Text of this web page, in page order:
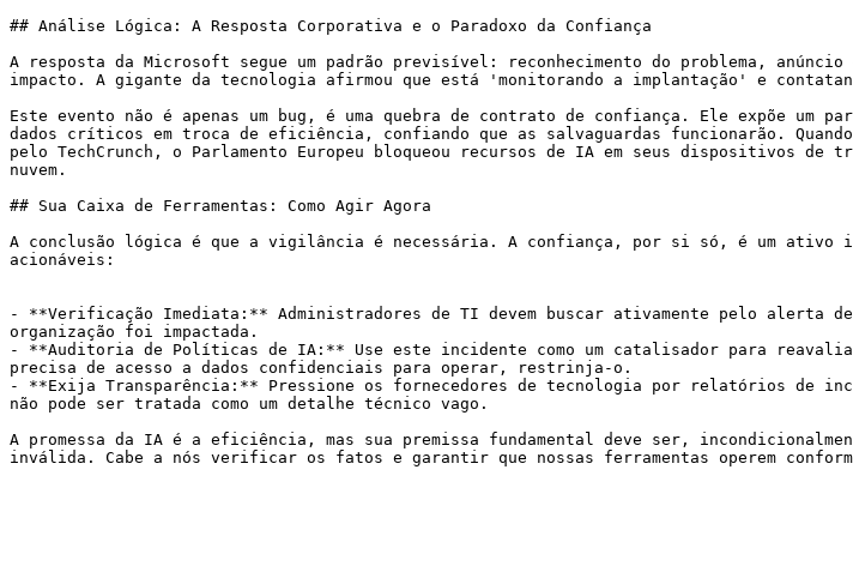
## Análise Lógica: A Resposta Corporativa e o Paradoxo da Confiança
A resposta da Microsoft segue um padrão previsível: reconhecimento do problema,
impacto. A gigante da tecnologia afirmou que está 'monitorando a implantação' e
Este evento não é apenas um bug, é uma quebra de contrato de confiança. Ele expõe um
dados críticos em troca de eficiência, confiando que as salvaguardas funcionarão.
pelo TechCrunch, o Parlamento Europeu bloqueou recursos de IA em seus dispositivos de
nuvem.
## Sua Caixa de Ferramentas: Como Agir Agora
A conclusão lógica é que a vigilância é necessária. A confiança, por si só, é um ativo
acionáveis:
- **Verificação Imediata:** Administradores de TI devem buscar ativamente pelo alerta
organização foi impactada.
- **Auditoria de Políticas de IA:** Use este incidente como um catalisador para
precisa de acesso a dados confidenciais para operar, restrinja-o.
- **Exija Transparência:** Pressione os fornecedores de tecnologia por relatórios de
não pode ser tratada como um detalhe técnico vago.
A promessa da IA é a eficiência, mas sua premissa fundamental deve ser,
inválida. Cabe a nós verificar os fatos e garantir que nossas ferramentas operem